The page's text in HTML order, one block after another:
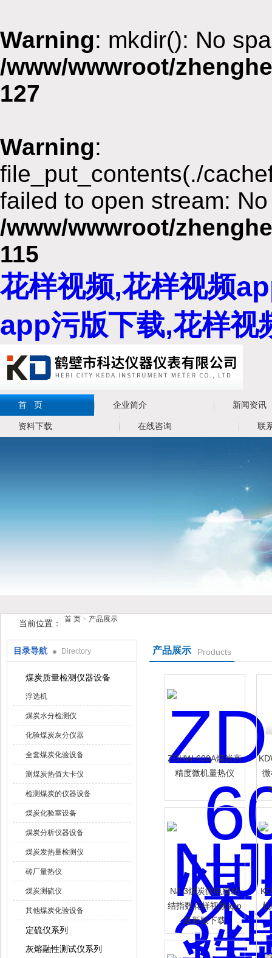
Warning: mkdir(): No
/www/wwwroot/
127
Warning:
file_put_contents(./
failed to open stream:
/www/wwwroot/
115
花样视频,花样视频
app污版下载,花样视
鹤壁市花样视频仪器仪表有限公司
首 页 企业简介 新闻资讯
资料下载 在线咨询 联
当前位置： 首 页 > 产品展示
目录导航 Directory
煤炭质量检测仪器设备
浮选机
煤炭水分检测仪
化验煤炭灰分仪器
全套煤炭化验设备
测煤炭热值大卡仪
检测煤炭的仪器设备
煤炭化验室设备
煤炭分析仪器设备
煤炭发热量检测仪
砖厂量热仪
煤炭测硫仪
其他煤炭化验设备
定硫仪系列
灰熔融性测试仪系列
产品展示 Products
ZDHW-600A煤炭高
精度微机量热仪
NJ-3煤炭微电脑粘
结指数花样视频app
最新版下载